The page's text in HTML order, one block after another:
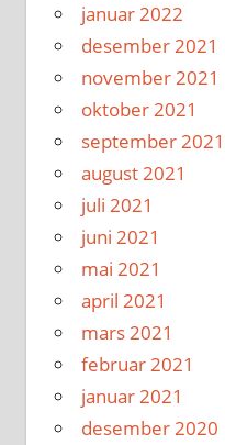
januar 2022
desember 2021
november 2021
oktober 2021
september 2021
august 2021
juli 2021
juni 2021
mai 2021
april 2021
mars 2021
februar 2021
januar 2021
desember 2020